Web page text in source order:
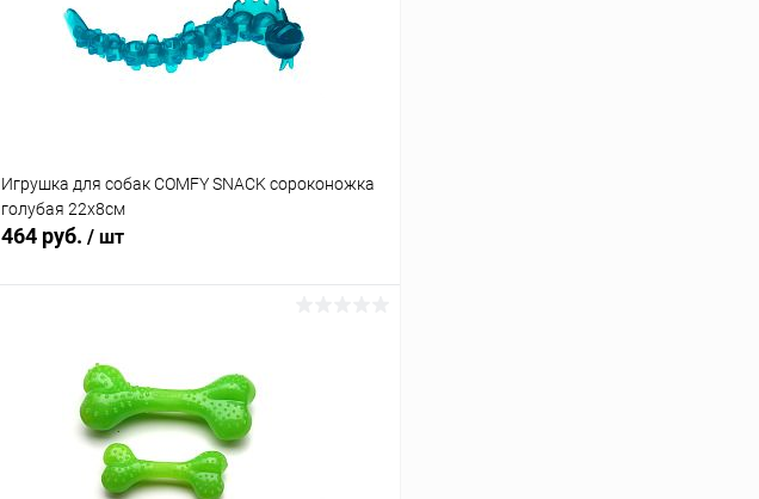
Игрушка для собак COMFY SNACK сороконожка
голубая 22х8см
464 руб. / шт
Купить в 1 клик Сравнение
В избранное В наличии